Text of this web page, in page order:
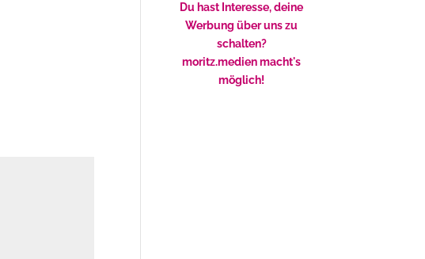
Du hast Interesse, deine
Werbung über uns zu
schalten?
moritz.medien macht's
möglich!